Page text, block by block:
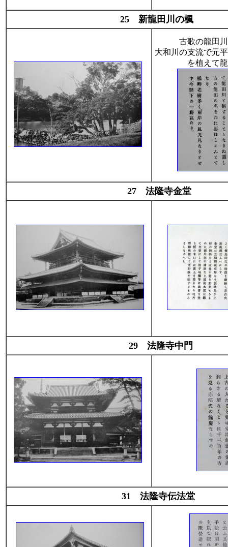
25 新龍田川の楓
古歌の龍田
大和川の支流で元
を植えて
27 法隆寺金堂
29 法隆寺中門
31 法隆寺伝法堂